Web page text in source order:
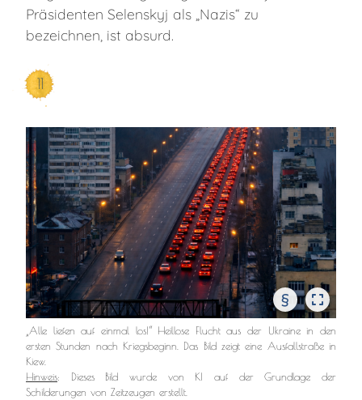
Präsidenten Selenskyj als „Nazis“ zu
bezeichnen, ist absurd.
11
§
„Alle liefen auf einmal los!“ Heillose Flucht aus der Ukraine in den
ersten Stunden nach Kriegsbeginn. Das Bild zeigt eine Ausfallstraße in
Kiew.
Hinweis: Dieses Bild wurde von KI auf der Grundlage der
Schilderungen von Zeitzeugen erstellt.